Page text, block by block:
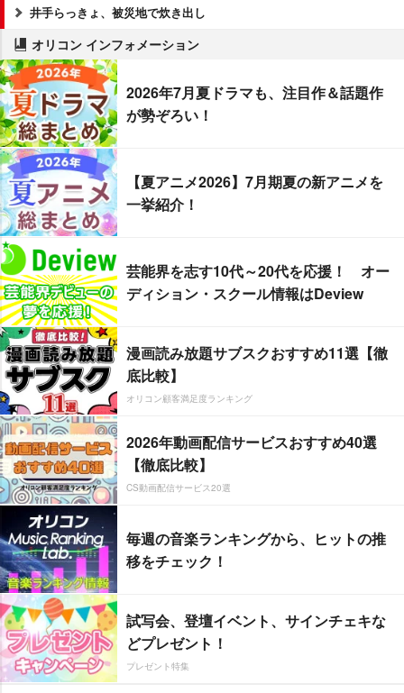
井手らっきょ、被災地で炊き出し
オリコン インフォメーション
2026年7月夏ドラマも、注目作＆話題作
が勢ぞろい！
【夏アニメ2026】7月期夏の新アニメを
一挙紹介！
芸能界を志す10代～20代を応援！ オー
ディション・スクール情報はDeview
漫画読み放題サブスクおすすめ11選【徹
底比較】
オリコン顧客満足度ランキング
2026年動画配信サービスおすすめ40選
【徹底比較】
CS動画配信サービス20選
毎週の音楽ランキングから、ヒットの推
移をチェック！
試写会、登壇イベント、サインチェキな
どプレゼント！
プレゼント特集